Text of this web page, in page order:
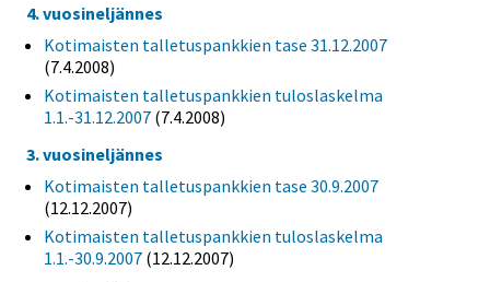
4. vuosineljännes
Kotimaisten talletuspankkien tase 31.12.2007
(7.4.2008)
Kotimaisten talletuspankkien tuloslaskelma
1.1.-31.12.2007 (7.4.2008)
3. vuosineljännes
Kotimaisten talletuspankkien tase 30.9.2007
(12.12.2007)
Kotimaisten talletuspankkien tuloslaskelma
1.1.-30.9.2007 (12.12.2007)